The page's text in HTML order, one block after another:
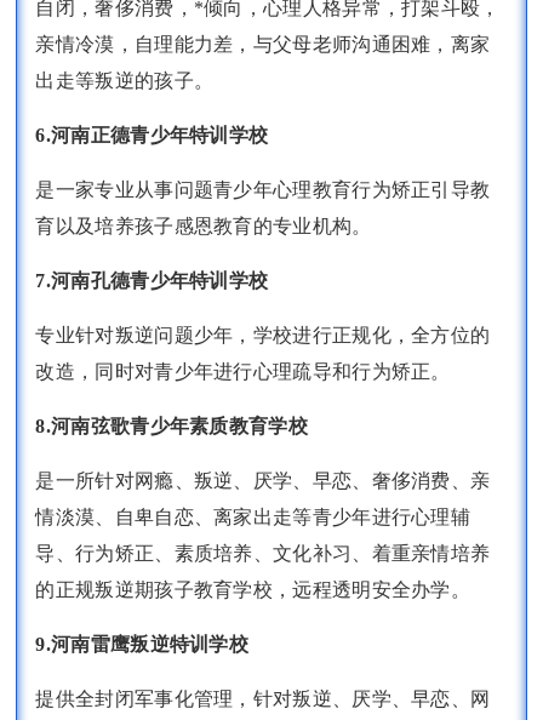
自闭，奢侈消费，*倾向，心理人格异常，打架斗殴，
亲情冷漠，自理能力差，与父母老师沟通困难，离家
出走等叛逆的孩子。
6.河南正德青少年特训学校
是一家专业从事问题青少年心理教育行为矫正引导教
育以及培养孩子感恩教育的专业机构。
7.河南孔德青少年特训学校
专业针对叛逆问题少年，学校进行正规化，全方位的
改造，同时对青少年进行心理疏导和行为矫正。
8.河南弦歌青少年素质教育学校
是一所针对网瘾、叛逆、厌学、早恋、奢侈消费、亲
情淡漠、自卑自恋、离家出走等青少年进行心理辅
导、行为矫正、素质培养、文化补习、着重亲情培养
的正规叛逆期孩子教育学校，远程透明安全办学。
9.河南雷鹰叛逆特训学校
提供全封闭军事化管理，针对叛逆、厌学、早恋、网